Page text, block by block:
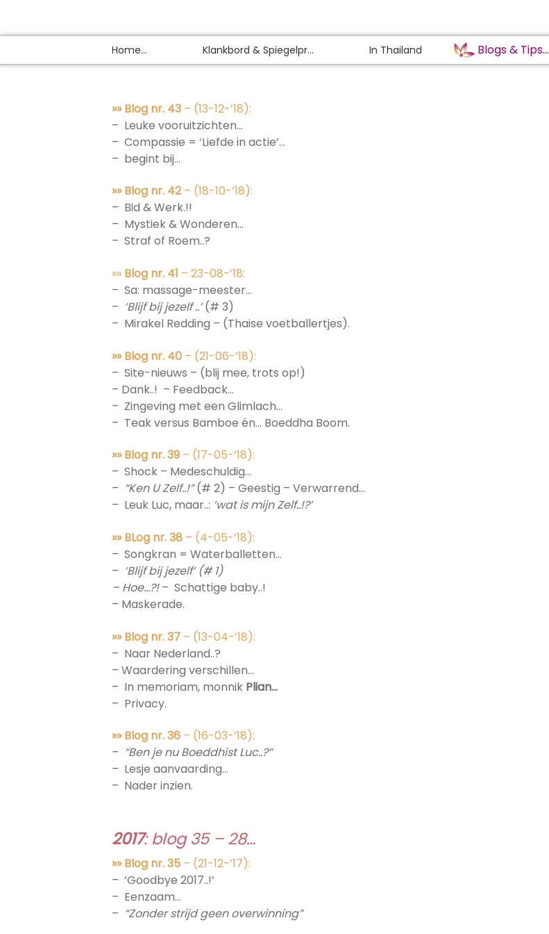
Home… Klankbord & Spiegelpr... In Thailand Blogs & Tips...
»» Blog nr. 43 – (13-12-’18):
– Leuke vooruitzichten…
– Compassie = ‘Liefde in actie’…
– begint bij…
»» Blog nr. 42– (18-10-’18):
– Bid & Werk.!!
– Mystiek & Wonderen…
– Straf of Roem..?
»» Blog nr. 41 – 23-08-’18:
– Sa: massage-meester…
– ‘Blijf bij jezelf ..’(# 3)
– Mirakel Redding – (Thaise voetballertjes).
»» Blog nr. 40 – (21-06-’18):
– Site-nieuws – (blij mee, trots op!)
– Dank..! – Feedback…
– Zingeving met een Glimlach…
– Teak versus Bamboe én… Boeddha Boom.
»» Blog nr. 39 – (17-05-’18):
– Shock – Medeschuldig…
– “Ken U Zelf..!”(# 2) – Geestig – Verwarrend…
– Leuk Luc, maar..: ‘wat is mijn Zelf..!?’
»» BLog nr. 38 – (4-05-’18):
– Songkran = Waterballetten…
– ‘Blijf bij jezelf’ (# 1)
– Hoe…?!– Schattige baby..!
– Maskerade.
»» Blog nr. 37 – (13-04-’18):
– Naar Nederland..?
– Waardering verschillen…
– In memoriam, monnik Plian…
– Privacy.
»» Blog nr. 36 – (16-03-’18):
– “Ben je nu Boeddhist Luc..?”
– Lesje aanvaarding…
– Nader inzien.
2017: blog 35 – 28…
»» Blog nr. 35 – (21-12-’17):
– ‘Goodbye 2017..!’
– Eenzaam…
– “Zonder strijd geen overwinning”